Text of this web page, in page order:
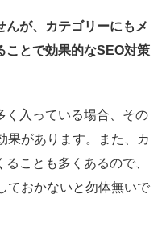
んが、カテゴリーにもメ
ことで効果的なSEO対策
く入っている場合、その
果があります。また、カ
ことも多くあるので、
ておかないと勿体無いで